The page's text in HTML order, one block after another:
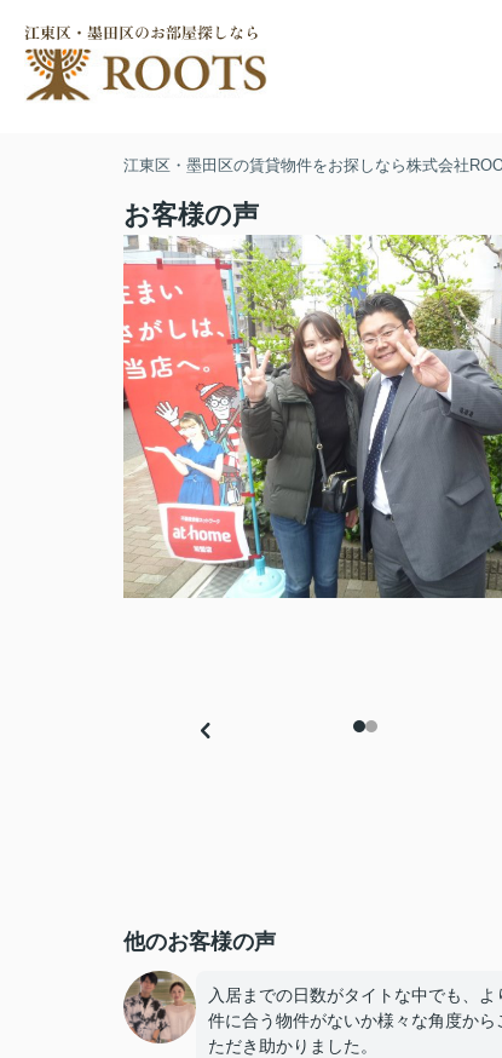
江東区・墨田区の賃貸物件をお探しなら株式会社
お客様の声
他のお客様の声
入居までの日数がタイトな中でも、よ
件に合う物件がないか様々な角度から
ただき助かりました。